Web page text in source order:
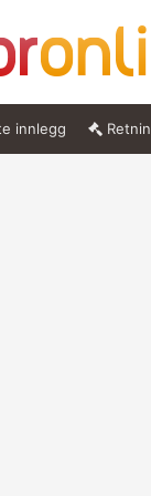
innlegg